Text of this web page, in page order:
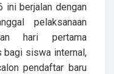
ini berjalan dengan
pelaksanaan
hari pertama
bagi siswa internal,
pendaftar baru